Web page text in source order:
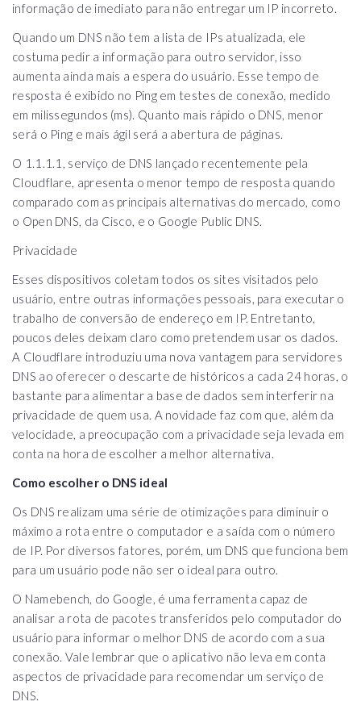
informação de imediato para não entregar um IP incorreto.
Quando um DNS não tem a lista de IPs atualizada, ele
costuma pedir a informação para outro servidor, isso
aumenta ainda mais a espera do usuário. Esse tempo de
resposta é exibido no Ping em testes de conexão, medido
em milissegundos (ms). Quanto mais rápido o DNS, menor
será o Ping e mais ágil será a abertura de páginas.
O 1.1.1.1, serviço de DNS lançado recentemente pela
Cloudflare, apresenta o menor tempo de resposta quando
comparado com as principais alternativas do mercado, como
o Open DNS, da Cisco, e o Google Public DNS.
Privacidade
Esses dispositivos coletam todos os sites visitados pelo
usuário, entre outras informações pessoais, para executar o
trabalho de conversão de endereço em IP. Entretanto,
poucos deles deixam claro como pretendem usar os dados.
A Cloudflare introduziu uma nova vantagem para servidores
DNS ao oferecer o descarte de históricos a cada 24 horas, o
bastante para alimentar a base de dados sem interferir na
privacidade de quem usa. A novidade faz com que, além da
velocidade, a preocupação com a privacidade seja levada em
conta na hora de escolher a melhor alternativa.
Como escolher o DNS ideal
Os DNS realizam uma série de otimizações para diminuir o
máximo a rota entre o computador e a saída com o número
de IP. Por diversos fatores, porém, um DNS que funciona bem
para um usuário pode não ser o ideal para outro.
O Namebench, do Google, é uma ferramenta capaz de
analisar a rota de pacotes transferidos pelo computador do
usuário para informar o melhor DNS de acordo com a sua
conexão. Vale lembrar que o aplicativo não leva em conta
aspectos de privacidade para recomendar um serviço de
DNS.